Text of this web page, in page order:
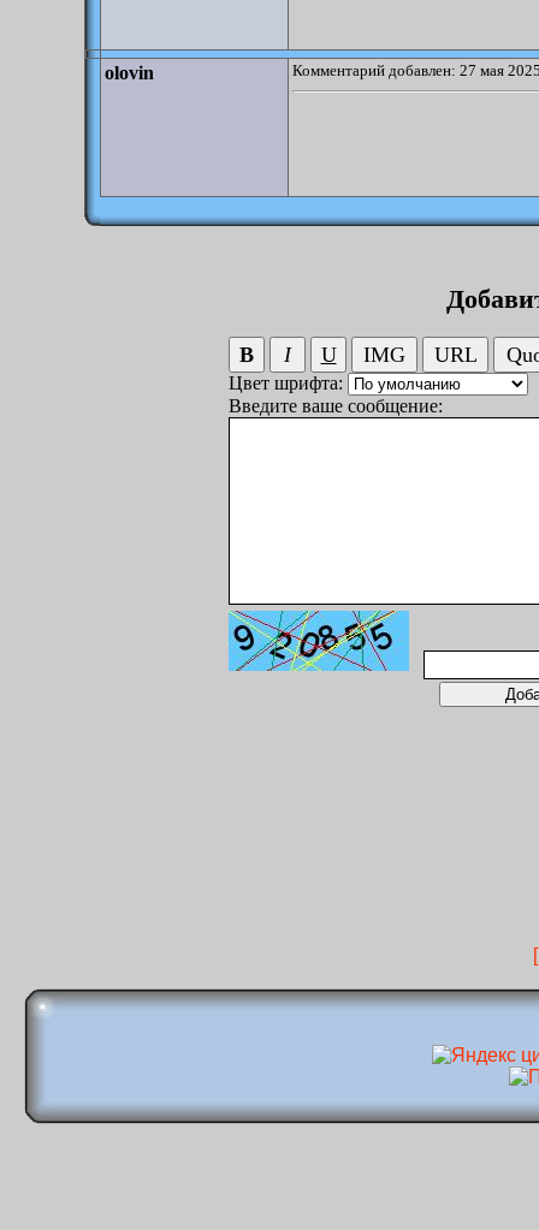
olovin Комментарий добавлен: 27 мая
Цвет шрифта:
Введите ваше сообщение: